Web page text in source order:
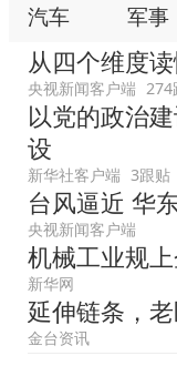
美
汽车
军事
公益
视频
网易号
时尚
教育
公开课
艺术
双创
从四个维度
央视新闻客户端 274
以党的政治
设
新华社客户端 3跟贴
台风逼近 华
央视新闻客户端
机械工业规
新华网
延伸链条，
金台资讯